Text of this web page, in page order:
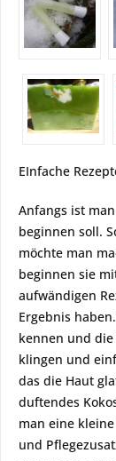
EInfache
Anfangs ist
beginnen soll.
möchte man
beginnen sie
aufwändigen
Ergebnis
kennen und die
klingen und
das die Haut
duftendes
man eine
und